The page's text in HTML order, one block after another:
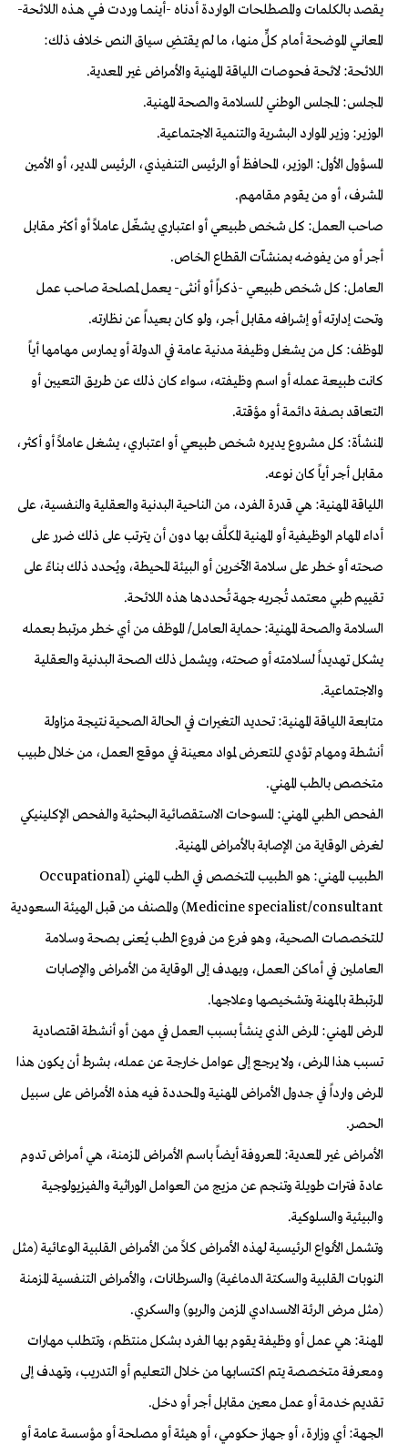
يقصد بالكلمات والمصطلحات الواردة أدناه -أينمــا وردت فــي هــذه اللائحة-
المعانــي الموضحة أمام كلٍّ منها، ما لم يقتـضِ سياق النص خلاف ذلك:
اللائحة: لائحة فحوصات اللياقة المهنية والأمراض غير المعدية.
المجلس: المجلس الوطني للسلامة والصحة المهنية.
الوزير: وزير الموارد البشرية والتنمية الاجتماعية.
المسؤول الأول: الوزير، المحافظ أو الرئيس التنفيذي، الرئيس المدير، أو الأمين
المشرف، أو من يقوم مقامهم.
صاحب العمل: كل شخص طبيعي أو اعتباري يشغّل عاملاً أو أكثر مقابل
أجر أو من يفوضه بمنشآت القطاع الخاص.
العامل: كل شخص طبيعي -ذكراً أو أنثى- يعمل لمصلحة صاحب عمل
وتحت إدارته أو إشرافه مقابل أجر، ولو كان بعيداً عن نظارته.
الموظف: كل من يشغل وظيفة مدنية عامة في الدولة أو يمارس مهامها أياً
كانت طبيعة عمله أو اسم وظيفته، سواء كان ذلك عن طريق التعيين أو
التعاقد بصفة دائمة أو مؤقتة.
المنشأة: كل مشروع يديره شخص طبيعي أو اعتباري، يشغل عاملاً أو أكثر،
مقابل أجر أياً كان نوعه.
اللياقة المهنية: هي قدرة الفرد، من الناحية البدنية والعقلية والنفسية، على
أداء المهام الوظيفية أو المهنية المكلَّف بها دون أن يترتب على ذلك ضرر على
صحته أو خطر على سلامة الآخرين أو البيئة المحيطة، ويُحدد ذلك بناءً على
تقييم طبي معتمد تُجريه جهة تُحددها هذه اللائحة.
السلامة والصحة المهنية: حماية العامل/ الموظف من أي خطر مرتبط بعمله
يشكل تهديداً لسلامته أو صحته، ويشمل ذلك الصحة البدنية والعقلية
والاجتماعية.
متابعة اللياقة المهنية: تحديد التغيرات في الحالة الصحية نتيجة مزاولة
أنشطة ومهام تؤدي للتعرض لمواد معينة في موقع العمل، من خلال طبيب
متخصص بالطب المهني.
الفحص الطبي المهني: المسوحات الاستقصائية البحثية والفحص الإكلينيكي
لغرض الوقاية من الإصابة بالأمراض المهنية.
الطبيب المهني: هو الطبيب المتخصص في الطب المهني (Occupational
Medicine specialist/consultant) والمصنف من قبل الهيئة السعودية
للتخصصات الصحية، وهو فرع من فروع الطب يُعنى بصحة وسلامة
العاملين في أماكن العمل، ويهدف إلى الوقاية من الأمراض والإصابات
المرتبطة بالمهنة وتشخيصها وعلاجها.
المرض المهني: المرض الذي ينشأ بسبب العمل في مهن أو أنشطة اقتصادية
تسبب هذا المرض، ولا يرجع إلى عوامل خارجة عن عمله، بشرط أن يكون هذا
المرض وارداً في جدول الأمراض المهنية والمحددة فيه هذه الأمراض على سبيل
الحصر.
الأمراض غير المعدية: المعروفة أيضاً باسم الأمراض المزمنة، هي أمراض تدوم
عادة فترات طويلة وتنجم عن مزيج من العوامل الوراثية والفيزيولوجية
والبيئية والسلوكية.
وتشمل الأنواع الرئيسية لهذه الأمراض كلاً من الأمراض القلبية الوعائية (مثل
النوبات القلبية والسكتة الدماغية) والسرطانات، والأمراض التنفسية المزمنة
(مثل مرض الرئة الانسدادي المزمن والربو) والسكري.
المهنة: هي عمل أو وظيفة يقوم بها الفرد بشكل منتظم، وتتطلب مهارات
ومعرفة متخصصة يتم اكتسابها من خلال التعليم أو التدريب، وتهدف إلى
تقديم خدمة أو عمل معين مقابل أجر أو دخل.
الجهة: أي وزارة، أو جهاز حكومي، أو هيئة أو مصلحة أو مؤسسة عامة أو